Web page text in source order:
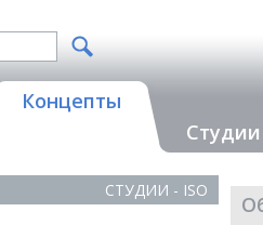
Концепты
Студии
СТУДИИ - ISO